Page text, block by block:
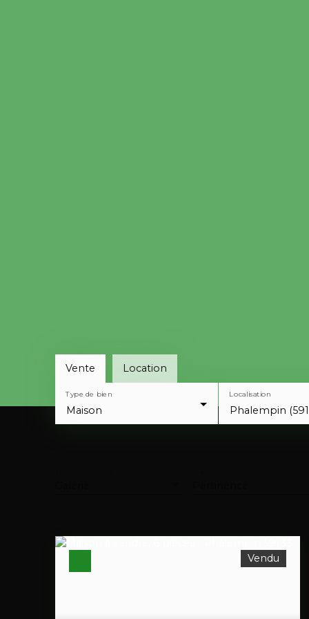
Vente Location
Maison
Type de bien
Phalempin
Localisation
Vendu